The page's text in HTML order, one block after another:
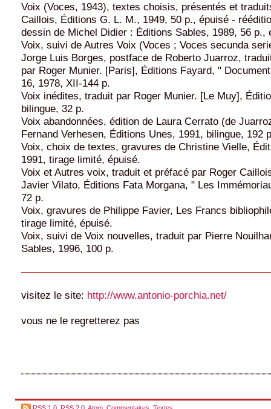
Voix (Voces, 1943), textes choisis, présentés et
Caillois, Éditions G. L. M., 1949, 50 p., épuisé -
dessin de Michel Didier : Éditions Sables, 1989, 56 p.,
Voix, suivi de Autres Voix (Voces ; Voces secunda
Jorge Luis Borges, postface de Roberto Juarroz,
par Roger Munier. [Paris], Éditions Fayard, "
16, 1978, XII-144 p.
Voix inédites, traduit par Roger Munier. [Le Muy],
bilingue, 32 p.
Voix abandonnées, édition de Laura Cerrato (de
Fernand Verhesen, Éditions Unes, 1991, bilingue, 192
Voix, choix de textes, gravures de Christine Vielle,
1991, tirage limité, épuisé.
Voix et Autres voix, traduit et préfacé par Roger
Javier Vilato, Éditions Fata Morgana, " Les
72 p.
Voix, gravures de Philippe Favier, Les Francs
tirage limité, épuisé.
Voix, suivi de Voix nouvelles, traduit par Pierre
Sables, 1996, 100 p.
visitez le site: http://www.antonio-porchia.net/
vous ne le regretterez pas